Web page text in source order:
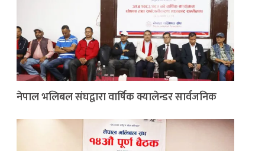
नेपाल भलिबल संघद्वारा वार्षिक क्यालेन्डर सार्वजनिक